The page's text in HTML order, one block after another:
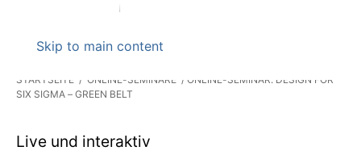
Skip to main content
STARTSEITE ONLINE-SEMINARE
ONLINE-SEMINAR: DESIGN FOR
SIX SIGMA – GREEN BELT
Live und interaktiv